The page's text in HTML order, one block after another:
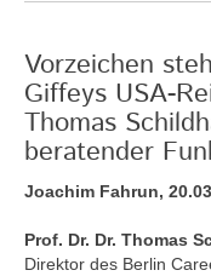
Vorzeichen
Giffeys USA-
Thomas
beratender
Joachim Fahrun,
Prof. Dr. Dr. Thomas
Direktor des Berlin